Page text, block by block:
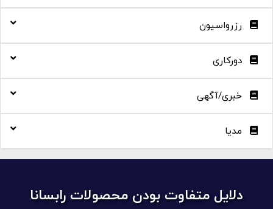
رزرواسیون
دورکاری
خبری/آگهی
مدیا
دلایل متفاوت بودن محصولات رابسانا